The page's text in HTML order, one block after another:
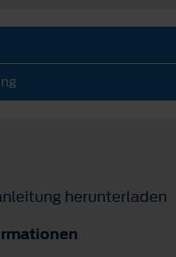
herunterladen